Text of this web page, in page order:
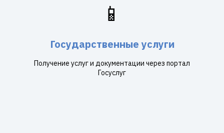
📱
Государственные услуги
Получение услуг и документации через портал
Госуслуг